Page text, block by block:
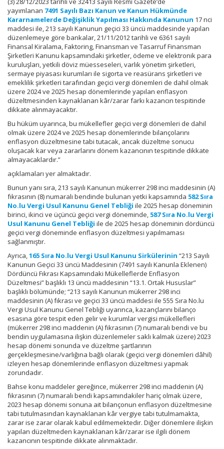
yayımlanan 7491 Sayılı Bazı Kanun ve Kanun Hükmünde
Kararnamelerde Değişiklik Yapılması Hakkında Kanunun 17 nci
maddesi ile, 213 sayılı Kanunun geçici 33 üncü maddesinde yapılan
düzenlemeye göre bankalar, 21/11/2012 tarihli ve 6361 sayılı
Finansal Kiralama, Faktoring, Finansman ve Tasarruf Finansman
Şirketleri Kanunu kapsamındaki şirketler, ödeme ve elektronik para
kuruluşları, yetkili döviz müesseseleri, varlık yönetim şirketleri,
sermaye piyasası kurumları ile sigorta ve reasürans şirketleri ve
emeklilik şirketleri tarafından geçici vergi dönemleri de dahil olmak
üzere 2024 ve 2025 hesap dönemlerinde yapılan enflasyon
düzeltmesinden kaynaklanan kâr/zarar farkı kazancın tespitinde
dikkate alınmayacaktır.
Bu hüküm uyarınca, bu mükellefler geçici vergi dönemleri de dahil
olmak üzere 2024 ve 2025 hesap dönemlerinde bilançolarını
enflasyon düzeltmesine tabi tutacak, ancak düzeltme sonucu
oluşacak kar veya zararlarını dönem kazancının tespitinde dikkate
almayacaklardır.”
açıklamaları yer almaktadır.
Bunun yanı sıra, 213 sayılı Kanunun mükerrer 298 inci maddesinin (A)
fıkrasının (8) numaralı bendinde bulunan yetki kapsamında 582 Sıra
No.lu Vergi Usul Kanunu Genel Tebliği ile 2025 hesap döneminin
birinci, ikinci ve üçüncü geçici vergi döneminde, 587 Sıra No.lu Vergi
Usul Kanunu Genel Tebliği ile de 2025 hesap döneminin dördüncü
geçici vergi döneminde enflasyon düzeltmesi yapılmaması
sağlanmıştır.
Ayrıca,165 Sıra No.lu Vergi Usul Kanunu Sirkülerinin “213 Sayılı
Kanunun Geçici 33 üncü Maddesinin (7491 sayılı Kanunla Eklenen)
Dördüncü Fıkrası Kapsamındaki Mükelleflerde Enflasyon
Düzeltmesi” başlıklı 13 üncü maddesinin “13.1. Ortak Hususlar”
başlıklı bölümünde; “213 sayılı Kanunun mükerrer 298 inci
maddesinin (A) fıkrası ve geçici 33 üncü maddesi ile 555 Sıra No.lu
Vergi Usul Kanunu Genel Tebliği uyarınca, kazançlarını bilanço
esasına göre tespit eden gelir ve kurumlar vergisi mükellefleri
(mükerrer 298 inci maddenin (A) fıkrasının (7) numaralı bendi ve bu
bendin uygulamasına ilişkin düzenlemeler saklı kalmak üzere) 2023
hesap dönemi sonunda ve düzeltme şartlarının
gerçekleşmesine/varlığına bağlı olarak (geçici vergi dönemleri dâhil)
izleyen hesap dönemlerinde enflasyon düzeltmesi yapmak
zorundadır.
Bahse konu maddeler gereğince, mükerrer 298 inci maddenin (A)
fıkrasının (7) numaralı bendi kapsamındakiler hariç olmak üzere,
2023 hesap dönemi sonuna ait bilançonun enflasyon düzeltmesine
tabi tutulmasından kaynaklanan kâr vergiye tabi tutulmamakta,
zarar ise zarar olarak kabul edilmemektedir. Diğer dönemlere ilişkin
yapılan düzeltmeden kaynaklanan kâr/zarar ise ilgili dönem
kazancının tespitinde dikkate alınmaktadır.